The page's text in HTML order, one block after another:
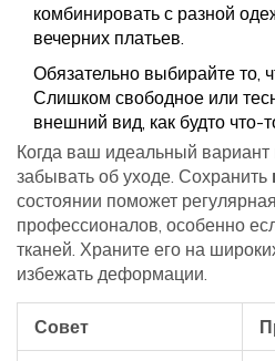
комбинировать с разной
вечерних платьев.
Обязательно выбирайте то,
Слишком свободное или
внешний вид, как будто что-
Когда ваш идеальный
забывать об уходе. Сохранить
состоянии поможет
профессионалов, особенно
тканей. Храните его на
избежать деформации.
Совет